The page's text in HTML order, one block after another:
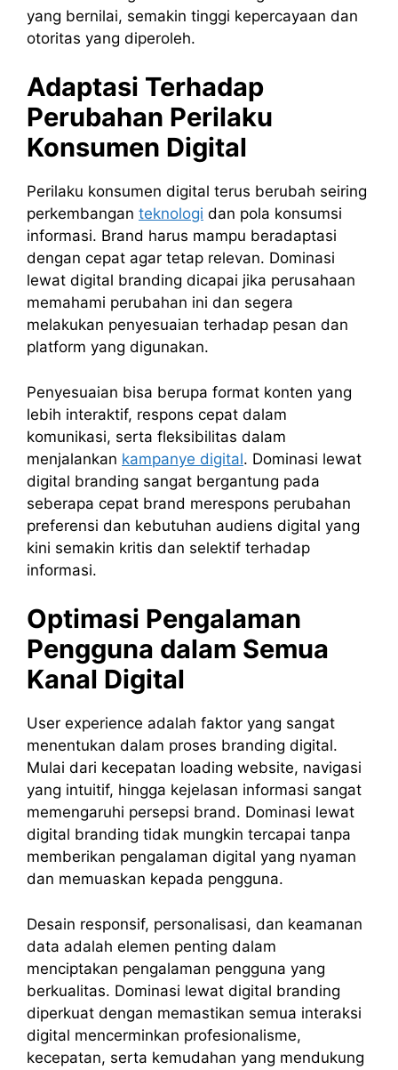
yang bernilai, semakin tinggi kepercayaan dan
otoritas yang diperoleh.
Adaptasi Terhadap
Perubahan Perilaku
Konsumen Digital
Perilaku konsumen digital terus berubah seiring
perkembangan teknologi dan pola konsumsi
informasi. Brand harus mampu beradaptasi
dengan cepat agar tetap relevan. Dominasi
lewat digital branding dicapai jika perusahaan
memahami perubahan ini dan segera
melakukan penyesuaian terhadap pesan dan
platform yang digunakan.
Penyesuaian bisa berupa format konten yang
lebih interaktif, respons cepat dalam
komunikasi, serta fleksibilitas dalam
menjalankan kampanye digital. Dominasi lewat
digital branding sangat bergantung pada
seberapa cepat brand merespons perubahan
preferensi dan kebutuhan audiens digital yang
kini semakin kritis dan selektif terhadap
informasi.
Optimasi Pengalaman
Pengguna dalam Semua
Kanal Digital
User experience adalah faktor yang sangat
menentukan dalam proses branding digital.
Mulai dari kecepatan loading website, navigasi
yang intuitif, hingga kejelasan informasi sangat
memengaruhi persepsi brand. Dominasi lewat
digital branding tidak mungkin tercapai tanpa
memberikan pengalaman digital yang nyaman
dan memuaskan kepada pengguna.
Desain responsif, personalisasi, dan keamanan
data adalah elemen penting dalam
menciptakan pengalaman pengguna yang
berkualitas. Dominasi lewat digital branding
diperkuat dengan memastikan semua interaksi
digital mencerminkan profesionalisme,
kecepatan, serta kemudahan yang mendukung